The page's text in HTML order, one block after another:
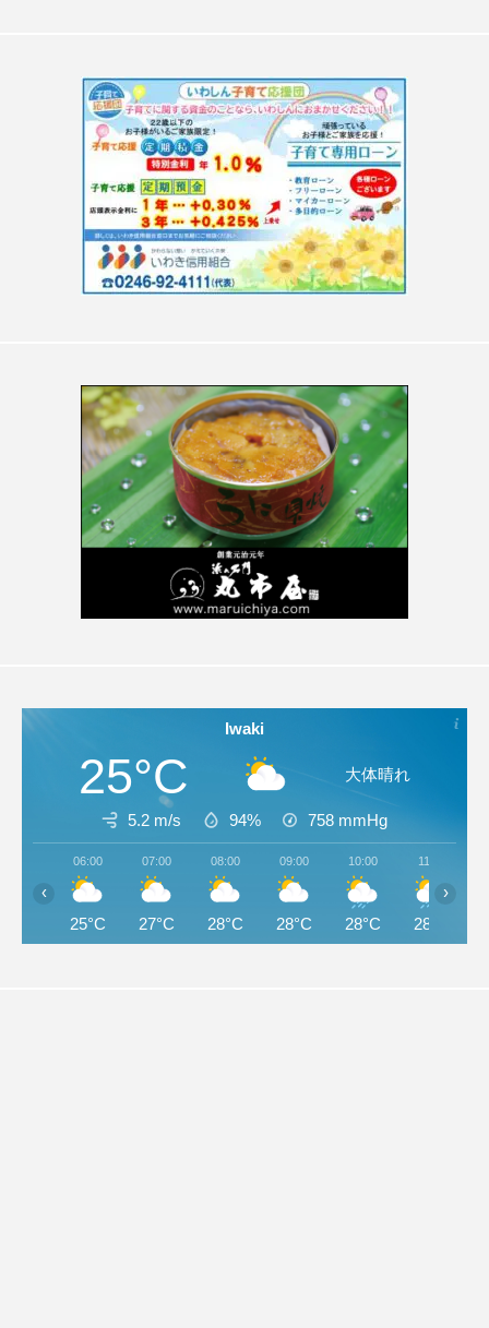
Iwaki
25°C 大体晴れ
5.2 m/s 94% 758 mmHg
06:00
25°C
07:00
27°C
08:00
28°C
09:00
28°C
10:00
28°C
11:00
28°C
‹ ›